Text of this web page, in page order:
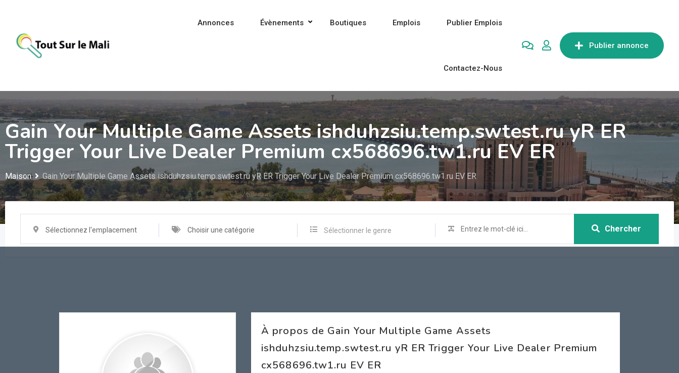
contenu
Publier annonce
Annonces Évènements Boutiques Emplois Publier Emplois
Contactez-Nous
Gain Your Multiple Game Assets ishduhzsiu.temp.swtest.ru yR ER
Trigger Your Live Dealer Premium cx568696.tw1.ru EV ER
Maison Gain Your Multiple Game Assets ishduhzsiu.temp.swtest.ru yR ER Trigger Your Live Dealer Premium cx568696.tw1.ru EV ER
Sélectionnez l'emplacement Choisir une catégorie Sélectionner le genre Chercher
À propos de Gain Your Multiple Game Assets
ishduhzsiu.temp.swtest.ru yR ER Trigger Your Live Dealer Premium
cx568696.tw1.ru EV ER